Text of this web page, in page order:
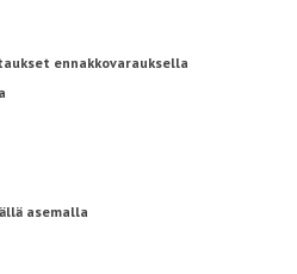
ennakkovarauksella
asemalla